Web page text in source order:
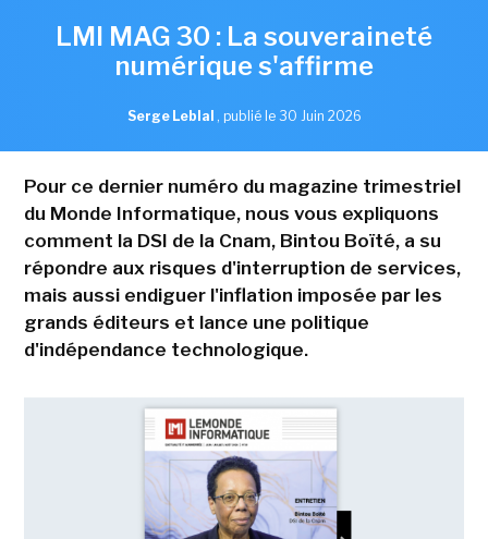
LMI MAG 30 : La souveraineté
numérique s'affirme
Serge Leblal , publié le 30 Juin 2026
Pour ce dernier numéro du magazine trimestriel
du Monde Informatique, nous vous expliquons
comment la DSI de la Cnam, Bintou Boïté, a su
répondre aux risques d'interruption de services,
mais aussi endiguer l'inflation imposée par les
grands éditeurs et lance une politique
d'indépendance technologique.